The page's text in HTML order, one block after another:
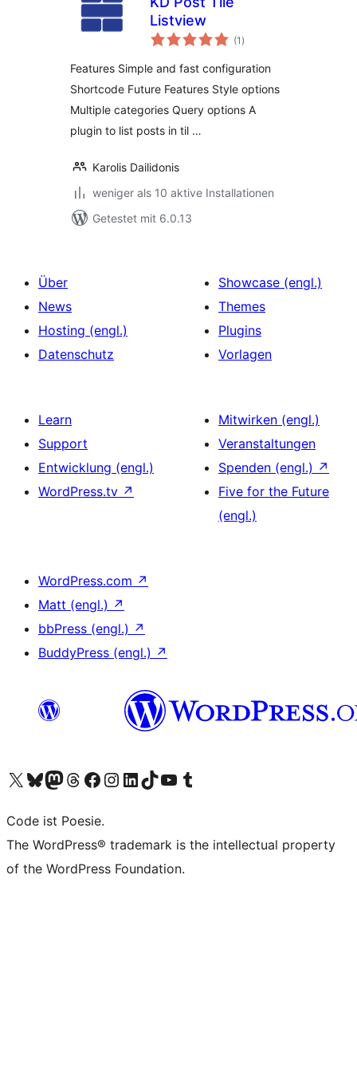
Listview
(1 Bewertungen
insgesamt
)
Features Simple and fast configuration
Shortcode Future Features Style options
Multiple categories Query options A
plugin to list posts in til …
Karolis Dailidonis
weniger als 10 aktive Installationen
Getestet mit 6.0.13
Über
News
Hosting (engl.)
Datenschutz
Showcase (engl.)
Themes
Plugins
Vorlagen
Learn
Support
Entwicklung (engl.)
WordPress.tv ↗
Mitwirken (engl.)
Veranstaltungen
Spenden (engl.) ↗
Five for the Future
(engl.)
WordPress.com ↗
Matt (engl.) ↗
bbPress (engl.) ↗
BuddyPress (engl.) ↗
Unser X-Konto (früher Twitter) besuchen
Unser Bluesky-Konto besuchen
Unser Mastodon-Konto besuchen
Unser Threads-Konto besuchen
Unsere Facebook-Seite besuchen
Unser Instagram-Konto besuchen
Unser LinkedIn-Konto besuchen
Unser TikTok-Konto besuchen
Unseren YouTube-Kanal besuchen
Unser Tumblr-Konto besuchen
Code ist Poesie.
The WordPress® trademark is the intellectual property
of the WordPress Foundation.